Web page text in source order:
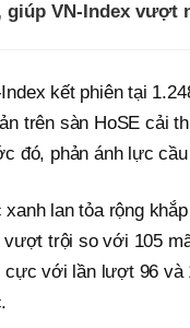
giúp VN-Index vượt
kết phiên tại
trên sàn HoSE cải
đó, phản ánh lực
xanh lan tỏa rộng
vượt trội so với 105
cực với lần lượt 96 và